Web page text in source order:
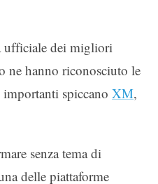
ufficiale dei migliori
ne hanno riconosciuto le
spiccano XM,
senza tema di
delle piattaforme